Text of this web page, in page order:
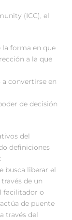
(ICC), el
la forma en que
a la que
a convertirse en
de decisión
del
definiciones
busca liberar el
de un
facilitador o
de puente
través del